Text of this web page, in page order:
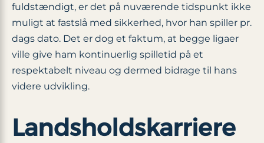
fuldstændigt, er det på nuværende tidspunkt ikke
muligt at fastslå med sikkerhed, hvor han spiller pr.
dags dato. Det er dog et faktum, at begge ligaer
ville give ham kontinuerlig spilletid på et
respektabelt niveau og dermed bidrage til hans
videre udvikling.
Landsholdskarriere